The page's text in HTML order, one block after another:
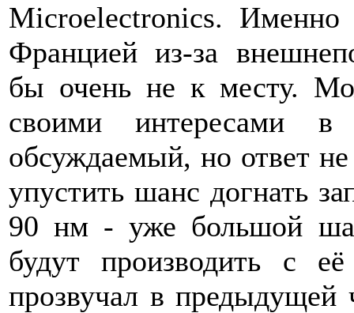
Microelectronics. Именно
Францией из-за
бы очень не к месту.
своими интересами
обсуждаемый, но ответ
упустить шанс догнать
90 нм - уже большой
будут производить с
прозвучал в предыдущей